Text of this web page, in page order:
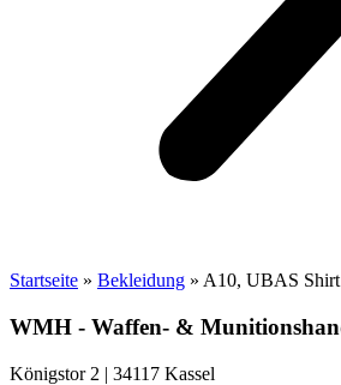
Startseite » Bekleidung » A10, UBAS
WMH - Waffen- &
Königstor 2 | 34117 Kassel